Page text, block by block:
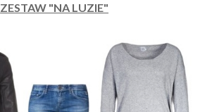
ZESTAW "NA LUZIE"